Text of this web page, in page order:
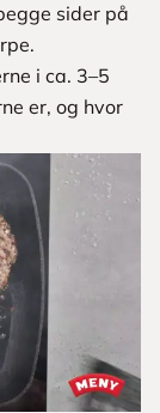
sider på
i ca. 3–5
er, og hvor